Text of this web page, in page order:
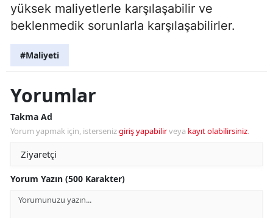
yüksek maliyetlerle karşılaşabilir ve
beklenmedik sorunlarla karşılaşabilirler.
#Maliyeti
Yorumlar
Takma Ad
Yorum yapmak için, istersenizgiriş yapabilirveya kayıt olabilirsiniz.
Yorum Yazın (500 Karakter)